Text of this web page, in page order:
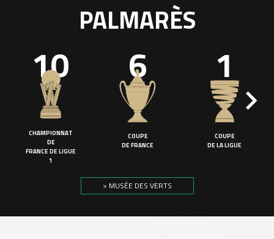
PALMARÈS
10
CHAMPIONNAT
DE
FRANCE DE LIGUE
1
6
COUPE
DE FRANCE
1
COUPE
DE LA LIGUE
> MUSÉE DES VERTS